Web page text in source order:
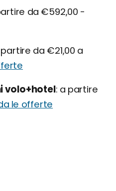
da €592,00 -
da €21,00 a
volo+hotel a partire
le offerte